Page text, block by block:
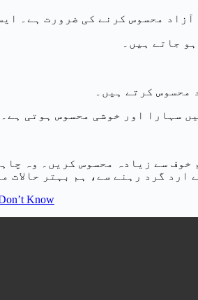
جاتے ہیں۔
محسوس کرتے ہیں۔
سہارا اور خوشی محسوس ہوتی ہے۔
سے زیادہ محسوس کریں۔ وہ
گرد رہنے سے، ہم بہتر حالات
Know